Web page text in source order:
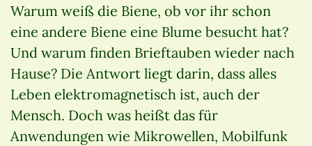
Warum weiß die Biene, ob vor ihr schon
eine andere Biene eine Blume besucht hat?
Und warum finden Brieftauben wieder nach
Hause? Die Antwort liegt darin, dass alles
Leben elektromagnetisch ist, auch der
Mensch. Doch was heißt das für
Anwendungen wie Mikrowellen, Mobilfunk